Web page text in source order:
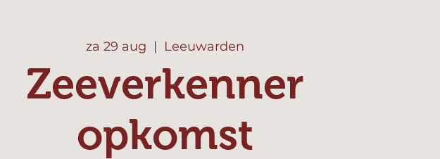
za 29 aug
  |
Leeuwarden
Zeeverkenner
opkomst